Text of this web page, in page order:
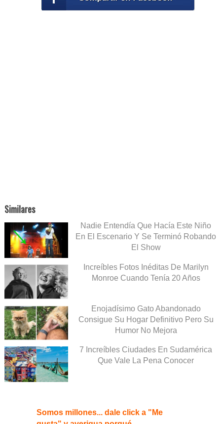
Similares
Nadie Entendía Que Hacía Este Niño
En El Escenario Y Se Terminó Robando
El Show
Increíbles Fotos Inéditas De Marilyn
Monroe Cuando Tenía 20 Años
Enojadísimo Gato Abandonado
Consigue Su Hogar Definitivo Pero Su
Humor No Mejora
7 Increíbles Ciudades En Sudamérica
Que Vale La Pena Conocer
Somos millones... dale click a "Me